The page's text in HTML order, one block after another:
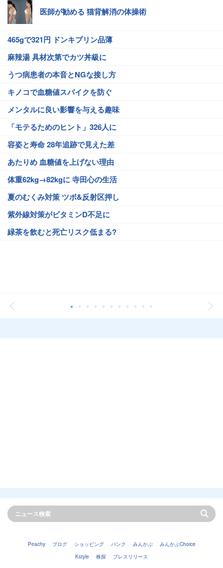
医師が勧める 猫背解消の体操術
465gで321円 ドンキプリン品薄
麻辣湯 具材次第でカツ丼級に
うつ病患者の本音とNGな接し方
キノコで血糖値スパイクを防ぐ
メンタルに良い影響を与える趣味
「モテるためのヒント」326人に
容姿と寿命 28年追跡で見えた差
あたりめ 血糖値を上げない理由
体重62kg→82kgに 寺田心の生活
夏のむくみ対策 ツボ&反射区押し
紫外線対策がビタミンD不足に
緑茶を飲むと死亡リスク低まる?
Peachy ブログ ショッピング バンク みんかぶ
みんかぶChoice
Kstyle
株探 プレスリリース